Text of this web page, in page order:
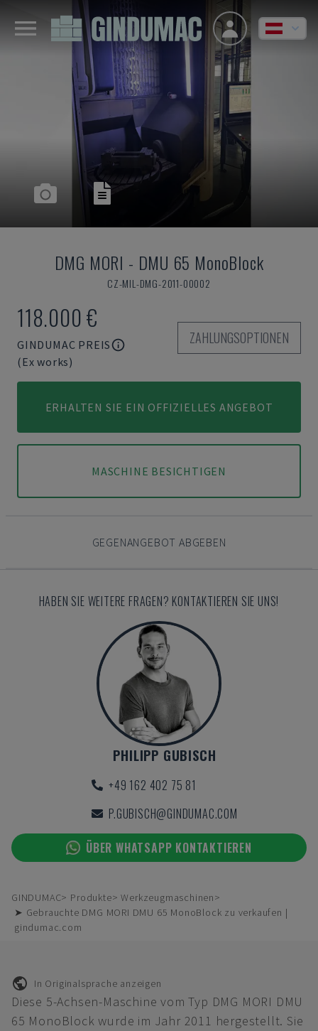
DMG MORI - DMU 65 MonoBlock
CZ-MIL-DMG-2011-00002
118.000 €
GINDUMAC PREIS
(Ex works)
ZAHLUNGSOPTIONEN
ERHALTEN SIE EIN OFFIZIELLES ANGEBOT
MASCHINE BESICHTIGEN
GEGENANGEBOT ABGEBEN
HABEN SIE WEITERE FRAGEN? KONTAKTIEREN SIE UNS!
PHILIPP GUBISCH
+49 162 402 75 81
P.GUBISCH@GINDUMAC.COM
ÜBER WHATSAPP KONTAKTIEREN
GINDUMAC Produkte
Werkzeugmaschinen
➤ Gebrauchte DMG MORI DMU 65 MonoBlock zu verkaufen |
gindumac.com
In Originalsprache anzeigen
Diese 5-Achsen-Maschine vom Typ DMG MORI DMU
65 MonoBlock wurde im Jahr 2011 hergestellt. Sie